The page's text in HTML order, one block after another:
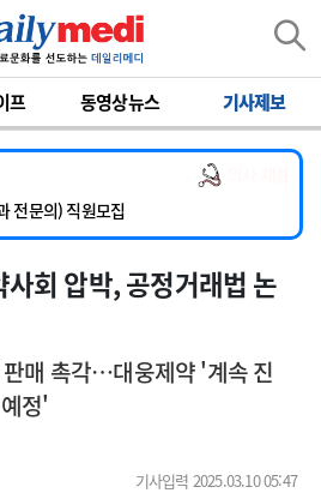
프 동영상뉴스 기사제보
인턴 모집
학과 임기제 임상의사 채용
(소아응급전담) 계약직 의사 공개채용
전문의) 직원모집
(레지던트1년차) 모집
인턴 모집
학과 임기제 임상의사 채용
회 압박, 공정거래법 논
매 촉각…대웅제약 '계속 진
정'
기사입력 2025.03.10 05:47